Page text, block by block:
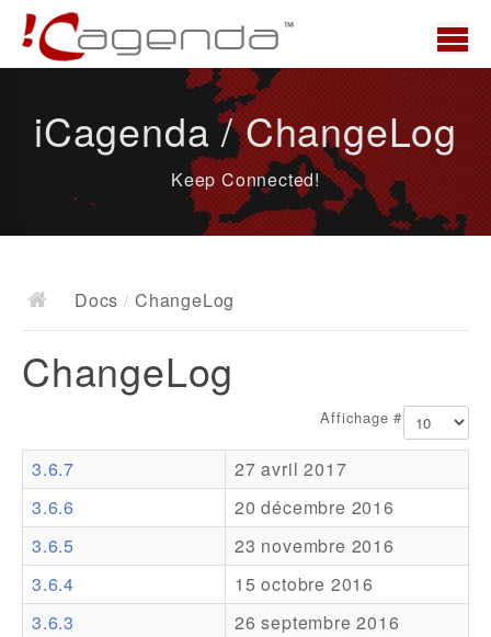
News
Docs
Documentation
Ressources
Addons
Theme Packs
Translation Packs
iCagenda / ChangeLog
Keep Connected!
Docs / ChangeLog
ChangeLog
Affichage #
3.6.7
27 avril 2017
3.6.6
20 décembre 2016
3.6.5
23 novembre 2016
3.6.4
15 octobre 2016
3.6.3
26 septembre 2016